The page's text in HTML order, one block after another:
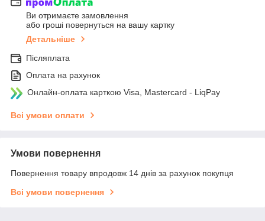
Ви отримаєте замовлення
або гроші повернуться на вашу картку
Детальніше
Післяплата
Оплата на рахунок
Онлайн-оплата карткою Visa, Mastercard - LiqPay
Всі умови оплати
Умови повернення
Повернення товару впродовж 14 днів за рахунок покупця
Всі умови повернення